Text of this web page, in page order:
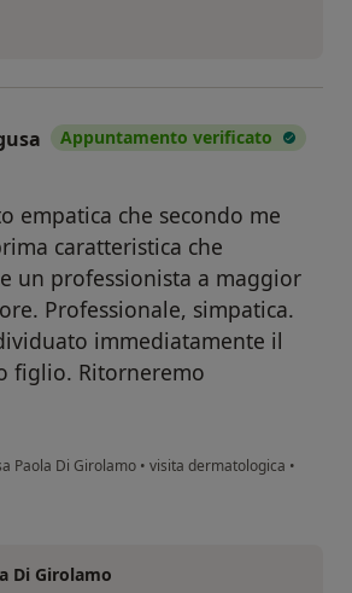
Appuntamento verificato
empatica che secondo me
caratteristica che
un professionista a maggior
Professionale, simpatica.
immediatamente il
figlio. Ritorneremo
Paola Di Girolamo • visita dermatologica •
Valentina Ragusa
Di Girolamo